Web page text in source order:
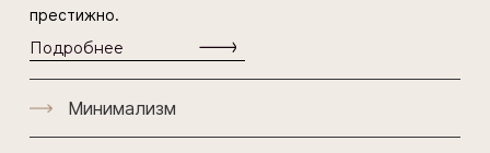
престижно.
Подробнее
Минимализм